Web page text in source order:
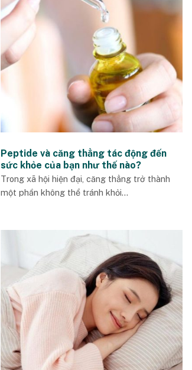
Peptide và căng thẳng tác động đến
sức khỏe của bạn như thế nào?
Trong xã hội hiện đại, căng thẳng trở thành
một phần không thể tránh khỏi...